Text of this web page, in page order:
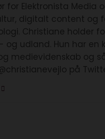
for Elektronista Media
digitalt content og
Christiane holder
og udland. Hun har en
medievidenskab og
på